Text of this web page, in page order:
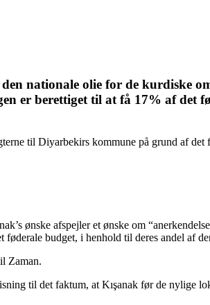
nationale olie for de kurdiske
er berettiget til at få 17% af det
til Diyarbekirs kommune på grund af
ønske afspejler et ønske om
budget, i henhold til deres andel af
Zaman.
til det faktum, at Kışanak før de nylige